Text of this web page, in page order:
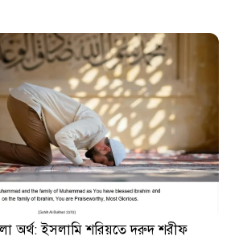
অর্থ: ইসলামি শরিয়তে দরুদ শরীফ